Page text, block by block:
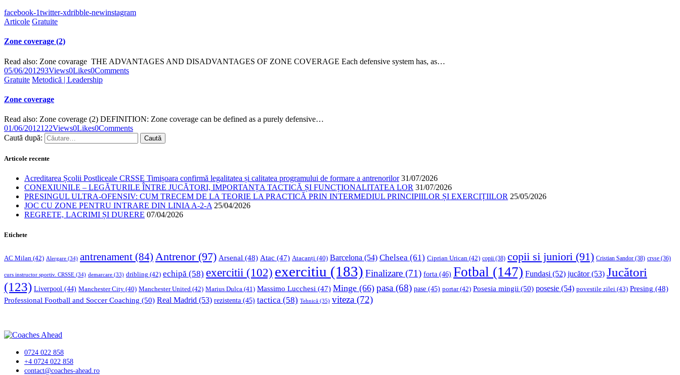
facebook-1twitter-xdribble-newinstagram
Articole Gratuite
Zone coverage (2)
Read also: Zone covarage THE ADVANTAGES AND DISADVANTAGES OF ZONE COVERAGE Each defensive system has, as…
05/06/201293Views0Likes0Comments
Gratuite Metodică | Leadership
Zone coverage
Read also: Zone coverage (2) DEFINITION: Zone coverage can be defined as a purely defensive…
01/06/2012122Views0Likes0Comments
Caută după:
Articole recente
Acreditarea Școlii Postliceale CRSSE Timișoara confirmă legalitatea și calitatea programului de formare a antrenorilor 31/07/2026
CONEXIUNILE – LEGĂTURILE ÎNTRE JUCĂTORI, IMPORTANȚA TACTICĂ ȘI FUNCȚIONALITATEA LOR 31/07/2026
PRESINGUL ULTRA-OFENSIV: CUM TRECEM DE LA TEORIE LA PRACTICĂ PRIN INTERMEDIUL PRINCIPIILOR ȘI EXERCIȚIILOR 25/05/2026
JOC CU ZONE PENTRU INTRARE DIN LINIA A-2-A 25/04/2026
REGRETE, LACRIMI ȘI DURERE 07/04/2026
Etichete
AC Milan (42) Alergare (34) antrenament (84) Antrenor(97) Arsenal (48) Atac (47) Atacanți (40) Barcelona (54) Chelsea (61) Ciprian Urican (42) copii (38) copii si juniori (91) Cristian Sandor (38) crsse (36)
curs instructor sportiv. CRSSE (34) demarcare (33) dribling (42) echipă (58) exercitii (102) exercitiu (183) Finalizare (71) forta (46) Fotbal (147) Fundași (52) jucător(53) Jucători
(123) Liverpool (44) Manchester City (40) Manchester United (42) Marius Dulca (41) Massimo Lucchesi (47) Minge (66) pasa (68) pase (45) portar(42) Posesia mingii (50) posesie (54) povestile zilei (43) Presing (48)
Professional Football and Soccer Coaching (50) Real Madrid (53) rezistenta (45) tactica (58) Tehnică (35) viteza (72)
0724 022 858
+4 0724 022 858
contact@coaches-ahead.ro